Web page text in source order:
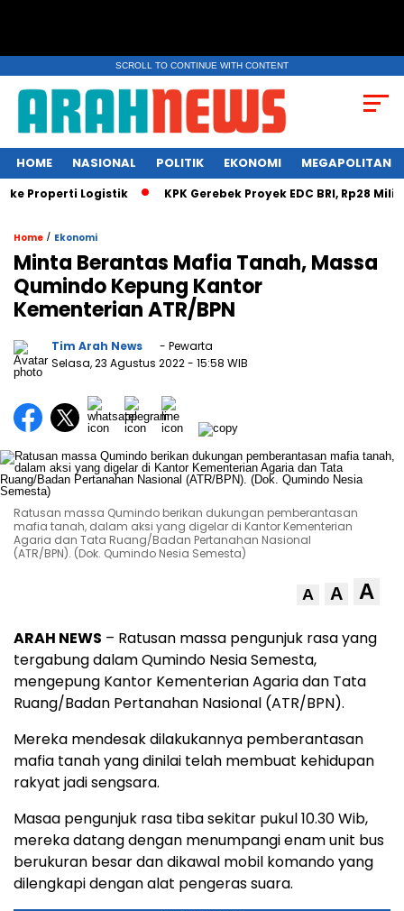
SCROLL TO CONTINUE WITH CONTENT
HOME NASIONAL POLITIK EKONOMI MEGAPOLITAN
Logistik KPK Gerebek Proyek EDC BRI, Rp28 Miliar
Home / Ekonomi
Minta Berantas Mafia Tanah, Massa
Qumindo Kepung Kantor
Kementerian ATR/BPN
Tim Arah News
- Pewarta
Selasa, 23 Agustus 2022- 15:58 WIB
Ratusan massa Qumindo berikan dukungan pemberantasan
mafia tanah, dalam aksi yang digelar di Kantor Kementerian
Agaria dan Tata Ruang/Badan Pertanahan Nasional
(ATR/BPN). (Dok. Qumindo Nesia Semesta)
A A A
ARAH NEWS – Ratusan massa pengunjuk rasa yang
tergabung dalam Qumindo Nesia Semesta,
mengepung Kantor Kementerian Agaria dan Tata
Ruang/Badan Pertanahan Nasional (ATR/BPN).
Mereka mendesak dilakukannya pemberantasan
mafia tanah yang dinilai telah membuat kehidupan
rakyat jadi sengsara.
Masaa pengunjuk rasa tiba sekitar pukul 10.30 Wib,
mereka datang dengan menumpangi enam unit bus
berukuran besar dan dikawal mobil komando yang
dilengkapi dengan alat pengeras suara.